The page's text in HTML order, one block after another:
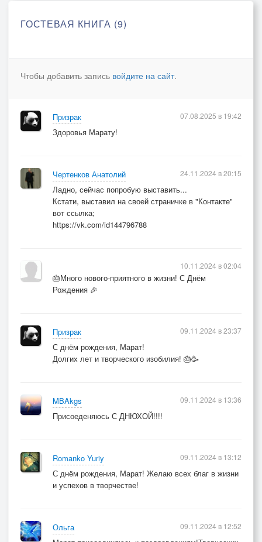
ГОСТЕВАЯ КНИГА (9)
Чтобы добавить запись войдите на сайт.
Призрак
Здоровья Марату!
07.08.2025 в 19:42
Чертенков Анатолий
Ладно, сейчас попробую выставить...
Кстати, выставил на своей страничке в "Контакте"
вот ссылка;
https://vk.com/id144796788
24.11.2024 в 20:15
🎂Много нового-приятного в жизни! С Днём
Рождения 🎉
10.11.2024 в 02:04
Призрак
С днём рождения, Марат!
Долгих лет и творческого изобилия! 🎂🥳
09.11.2024 в 23:37
MBAkgs
Присоеденяюсь С ДНЮХОЙ!!!!
09.11.2024 в 13:36
Romanko Yuriy
С днём рождения, Марат! Желаю всех благ в жизни
и успехов в творчестве!
09.11.2024 в 13:12
Ольга
09.11.2024 в 12:52